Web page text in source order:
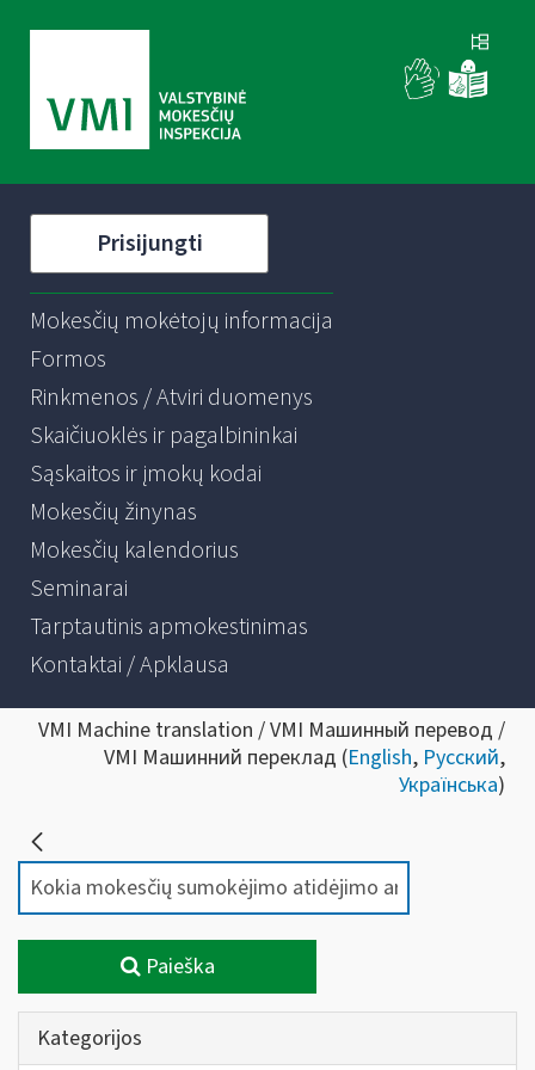
Prisijungti
Mokesčių mokėtojų informacija
Formos
Rinkmenos / Atviri duomenys
Skaičiuoklės ir pagalbininkai
Sąskaitos ir įmokų kodai
Mokesčių žinynas
Mokesčių kalendorius
Seminarai
Tarptautinis apmokestinimas
Kontaktai / Apklausa
VMI Machine translation / VMI Машинный перевод /
VMI Машинний переклад (English, Русский,
Українська)
Paieška
Kategorijos